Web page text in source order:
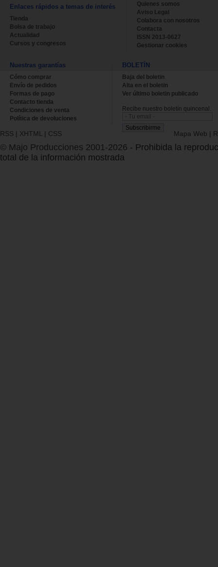
Enlaces rápidos a temas de interés
Tienda
Bolsa de trabajo
Actualidad
Cursos y congresos
Quienes somos
Aviso Legal
Colabora con nosotros
Contacta
ISSN 2013-0627
Gestionar cookies
Nuestras garantías
Cómo comprar
Envío de pedidos
Formas de pago
Contacto tienda
Condiciones de venta
Política de devoluciones
BOLETÍN
Baja del boletin
Alta en el boletin
Ver último boletin publicado
Recibe nuestro boletín quincenal.
RSS | XHTML | CSS Mapa Web |
© Majo Producciones 2001-2026 - Prohibida la
total de la información mostrada